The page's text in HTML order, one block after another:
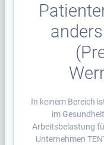
In keinem Bereich
im
Arbeitsbelastung
Unternehmen